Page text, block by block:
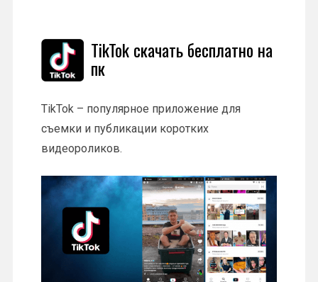
TikTok скачать бесплатно на
пк
TikTok – популярное приложение для
съемки и публикации коротких
видеороликов.